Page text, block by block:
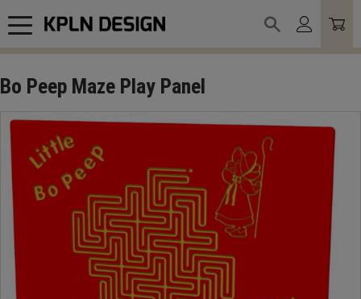
Meny
Bo Peep Maze Play Panel